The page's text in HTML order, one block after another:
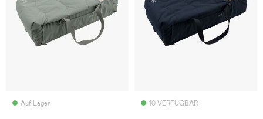
Auf Lager 10 VERFÜGBAR